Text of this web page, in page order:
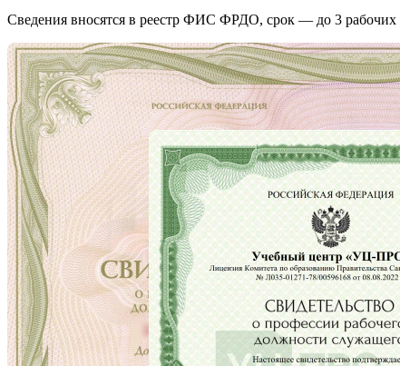
Сведения вносятся в реестр ФИС ФРДО, срок — до 3 рабочих